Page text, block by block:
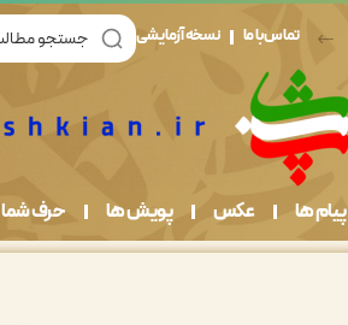
تماس با ما نسخه آزمایشی
پیام ها عکس پویش ها حرف شما